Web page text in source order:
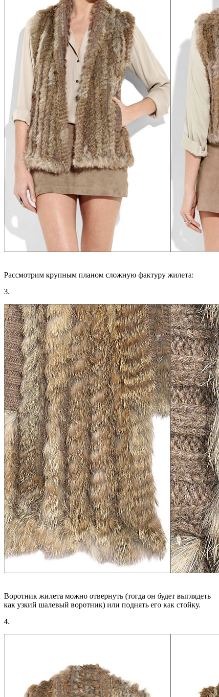
Рассмотрим крупным планом сложную фактуру жилета:
3.
Воротник жилета можно отвернуть (тогда он будет выглядеть
как узкий шалевый воротник) или поднять его как стойку.
4.